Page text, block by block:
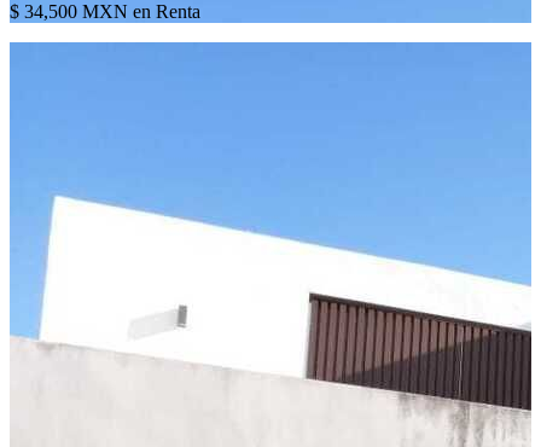
$ 34,500 MXN en Renta